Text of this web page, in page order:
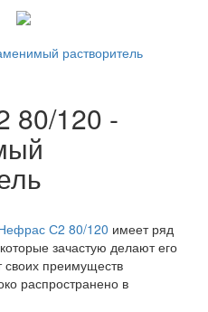
растворитель
80/120 -
С2 80/120 имеет ряд
зачастую делают его
преимуществ
распространено в